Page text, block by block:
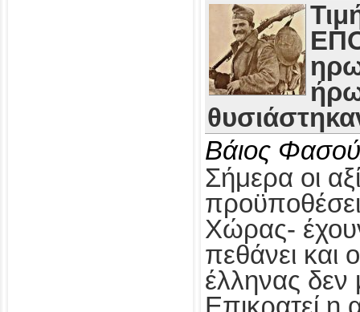
Βάιος
Σήμερα οι
Χώρας-
πεθάνει και
έλληνας δεν